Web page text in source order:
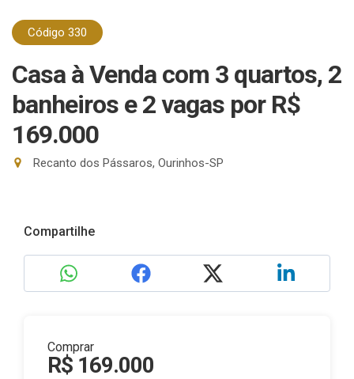
Código 330
Casa à Venda com 3 quartos, 2
banheiros e 2 vagas por R$
169.000
Recanto dos Pássaros, Ourinhos-SP
Compartilhe
Comprar
R$ 169.000